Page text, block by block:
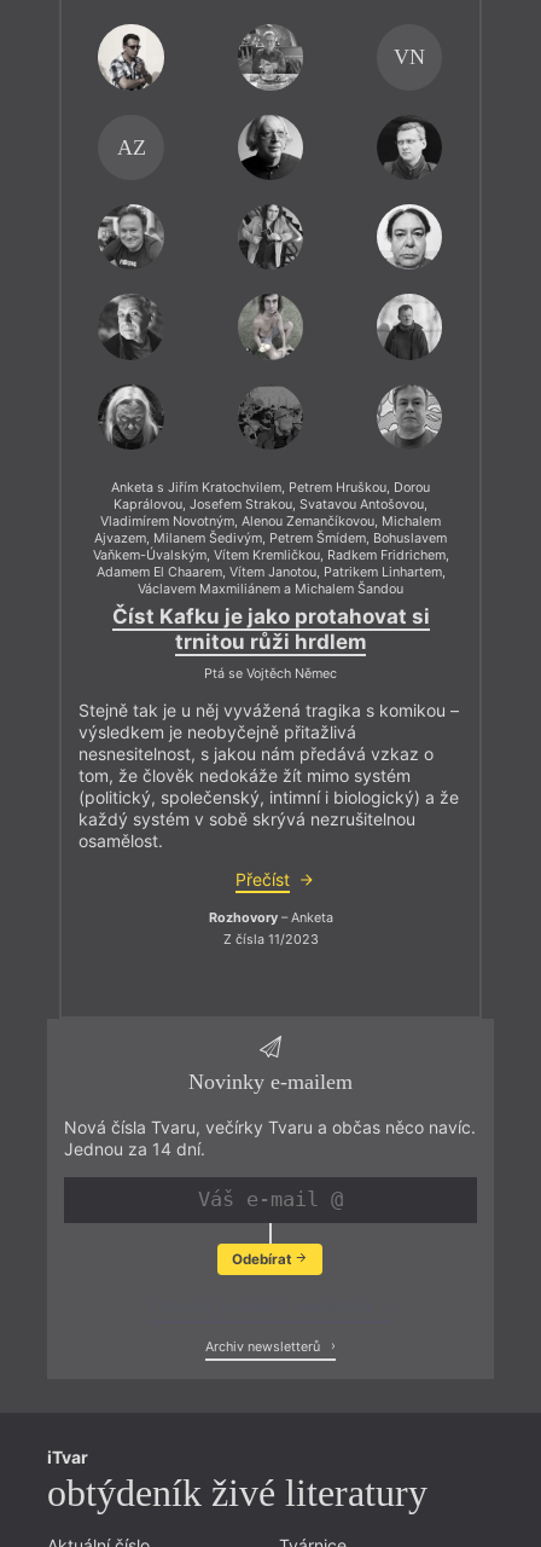
VN
AZ
Anketa s Jiřím Kratochvilem, Petrem Hruškou, Dorou
Kaprálovou, Josefem Strakou, Svatavou Antošovou,
Vladimírem Novotným, Alenou Zemančíkovou, Michalem
Ajvazem, Milanem Šedivým, Petrem Šmídem, Bohuslavem
Vaňkem-Úvalským, Vítem Kremličkou, Radkem Fridrichem,
Adamem El Chaarem, Vítem Janotou, Patrikem Linhartem,
Václavem Maxmiliánem a Michalem Šandou
Číst Kafku je jako protahovat si
trnitou růži hrdlem
Ptá se Vojtěch Němec
Stejně tak je u něj vyvážená tragika s komikou –
výsledkem je neobyčejně přitažlivá
nesnesitelnost, s jakou nám předává vzkaz o
tom, že člověk nedokáže žít mimo systém
(politický, společenský, intimní i biologický) a že
každý systém v sobě skrývá nezrušitelnou
osamělost.
Přečíst
Rozhovory– Anketa
Z čísla 11/2023
Novinky e-mailem
Nová čísla Tvaru, večírky Tvaru a občas něco navíc.
Jednou za 14 dní.
Odebírat
Archiv newsletterů
iTvar
obtýdeník živé literatury